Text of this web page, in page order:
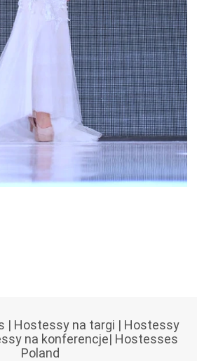
ŚLUBNEJ PODCZAS
| Hostessy na targi | Hostessy
na konferencje| Hostesses
Poland